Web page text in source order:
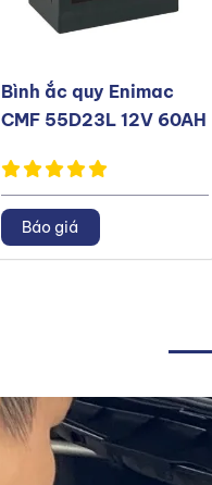
Bình ắc quy Enimac
CMF 55D23L 12V 60AH
Báo giá